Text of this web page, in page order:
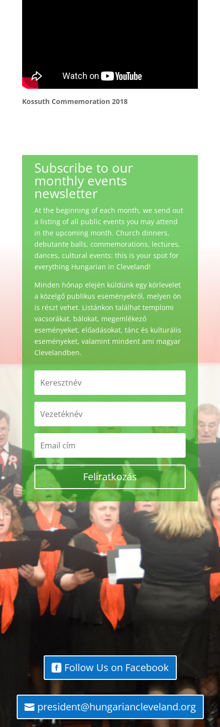
Kossuth Commemoration 2018
Subscribe to our
monthly events
newsletter
At the beginning of each month, we send out
a listing of all public events you may attend
in the upcoming month. Church dinners,
debutante balls, commemorations, lectures,
dances, cultural events: this is your spot for
everything Hungarian in Cleveland!
Minden hónap elején küldünk egy körlevelet
a közelgő publikus eseményekről, melyen ön
is részt vehet. Listánkon találhat templomi
vacsorákat, bálokat, megemlékező
eseményeket, előadásokat, tánc és kulturális
eseményeket, valamint mindent ami magyar
Clevelandben.
Feliratkozás
Follow Us on Facebook
president@hungariancleveland.org